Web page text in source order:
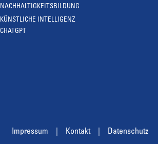
NACHHALTIGKEITSBILDUNG
KÜNSTLICHE INTELLIGENZ
CHATGPT
Impressum Kontakt Datenschutz